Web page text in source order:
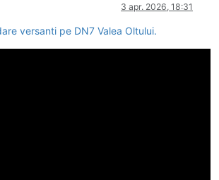
3 apr. 2026, 18:31
versanti pe DN7 Valea Oltului.